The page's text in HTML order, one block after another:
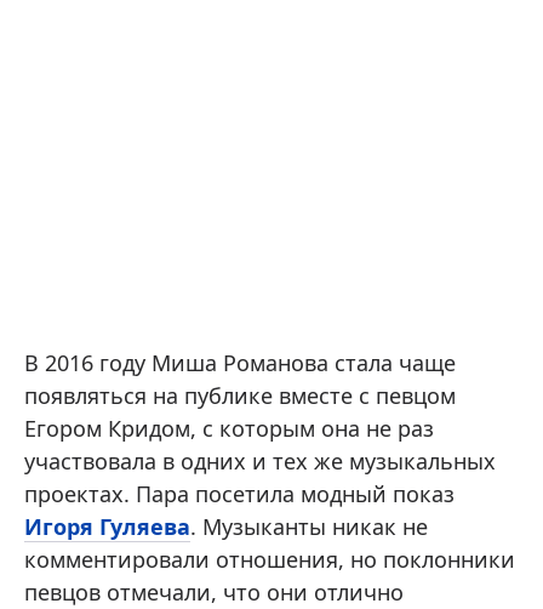
В 2016 году Миша Романова стала чаще
появляться на публике вместе с певцом
Егором Кридом, с которым она не раз
участвовала в одних и тех же музыкальных
проектах. Пара посетила модный показ
Игоря Гуляева. Музыканты никак не
комментировали отношения, но поклонники
певцов отмечали, что они отлично